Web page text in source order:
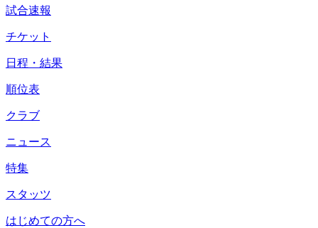
試合速報
チケット
日程・結果
順位表
クラブ
ニュース
特集
スタッツ
はじめての方へ